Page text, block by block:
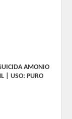
AMONIO
| USO: PURO